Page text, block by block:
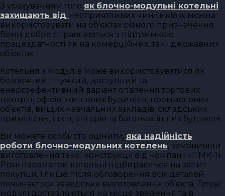
З урахуванням того як блочно-модульні котельні
захищають від несприятливих чинників їх можна
використовувати на об’єктах різного призначення.
Вони добре справляються з підтримкою
працездатності як на комерційних, так і державних
об’єктах.
Котельня з модулів може використовуватися як
безпечний, гнучкий, доступний та
енергоефективний варіант опалення торгових
центрів, офісів, житлових будинків, промислових
об’єктів, вищих навчальних закладів, складських
приміщень, шкіл, ангарів та багатьох інших будівель.
Ви можете особисто оцінити, яка надійність
роботи блочно-модульних котелень, замовивши
виготовлення такої конструкції від компанії «ПМК-1».
Різні параметри котельні підбираються на запит
покупця, і лише після обговорення всіх деталей
починається заводське виготовлення об’єкта. Готові
модулі доставляються на місце зведення та в